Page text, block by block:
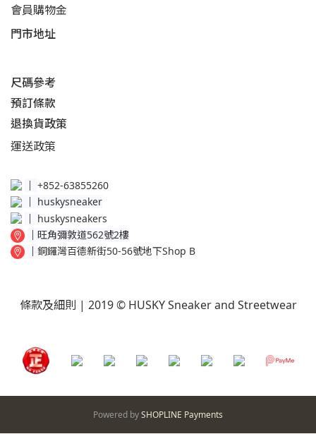
會員購物金
門市地址
尺碼參考
預訂條款
退換貨政策​
運送政策​
│ +852-63855260
huskysneaker
│ huskysneakers
│ 旺角彌敦道562號2樓
│ 銅鑼灣百德新街50-56號地下Shop B
條款及細則 | 2019 © HUSKY Sneaker and Streetwear
Powered bySHOPLINE Payments